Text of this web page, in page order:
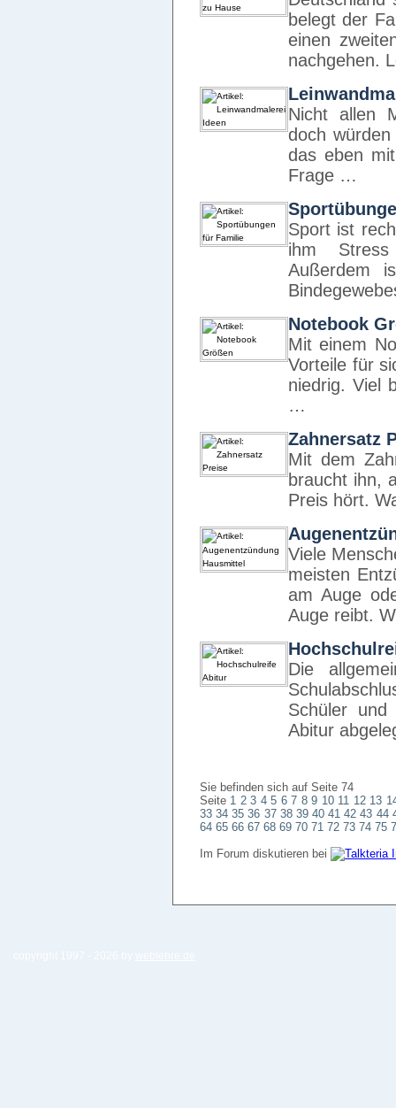
belegt der
einen
nachgehen.
Nicht allen
doch
das eben
Frage …
Sport ist
ihm
Außerdem
Notebook
Mit einem
Vorteile für
niedrig. Viel
…
Zahnersatz
Mit dem
braucht ihn,
Preis hört.
Viele
meisten
am Auge
Auge reibt.
Die
Schüler und
Abitur
Sie befinden sich auf Seite 74
Seite 1 2 3 4 5 6 7 8 9 10 11 12 13
33 34 35 36 37 38 39 40 41 42 43 44
64 65 66 67 68 69 70 71 72 73 74 75
Im Forum diskutieren bei